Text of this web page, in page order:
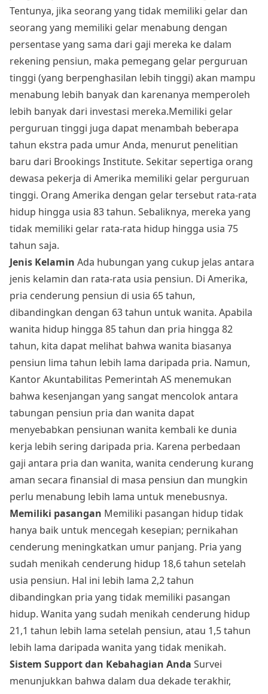
Tentunya, jika seorang yang tidak memiliki gelar dan
seorang yang memiliki gelar menabung dengan
persentase yang sama dari gaji mereka ke dalam
rekening pensiun, maka pemegang gelar perguruan
tinggi (yang berpenghasilan lebih tinggi) akan mampu
menabung lebih banyak dan karenanya memperoleh
lebih banyak dari investasi mereka.Memiliki gelar
perguruan tinggi juga dapat menambah beberapa
tahun ekstra pada umur Anda, menurut penelitian
baru dari Brookings Institute. Sekitar sepertiga orang
dewasa pekerja di Amerika memiliki gelar perguruan
tinggi. Orang Amerika dengan gelar tersebut rata-rata
hidup hingga usia 83 tahun. Sebaliknya, mereka yang
tidak memiliki gelar rata-rata hidup hingga usia 75
tahun saja.
Jenis Kelamin Ada hubungan yang cukup jelas antara
jenis kelamin dan rata-rata usia pensiun. Di Amerika,
pria cenderung pensiun di usia 65 tahun,
dibandingkan dengan 63 tahun untuk wanita. Apabila
wanita hidup hingga 85 tahun dan pria hingga 82
tahun, kita dapat melihat bahwa wanita biasanya
pensiun lima tahun lebih lama daripada pria. Namun,
Kantor Akuntabilitas Pemerintah AS menemukan
bahwa kesenjangan yang sangat mencolok antara
tabungan pensiun pria dan wanita dapat
menyebabkan pensiunan wanita kembali ke dunia
kerja lebih sering daripada pria. Karena perbedaan
gaji antara pria dan wanita, wanita cenderung kurang
aman secara finansial di masa pensiun dan mungkin
perlu menabung lebih lama untuk menebusnya.
Memiliki pasangan Memiliki pasangan hidup tidak
hanya baik untuk mencegah kesepian; pernikahan
cenderung meningkatkan umur panjang. Pria yang
sudah menikah cenderung hidup 18,6 tahun setelah
usia pensiun. Hal ini lebih lama 2,2 tahun
dibandingkan pria yang tidak memiliki pasangan
hidup. Wanita yang sudah menikah cenderung hidup
21,1 tahun lebih lama setelah pensiun, atau 1,5 tahun
lebih lama daripada wanita yang tidak menikah.
Sistem Support dan Kebahagian Anda Survei
menunjukkan bahwa dalam dua dekade terakhir,